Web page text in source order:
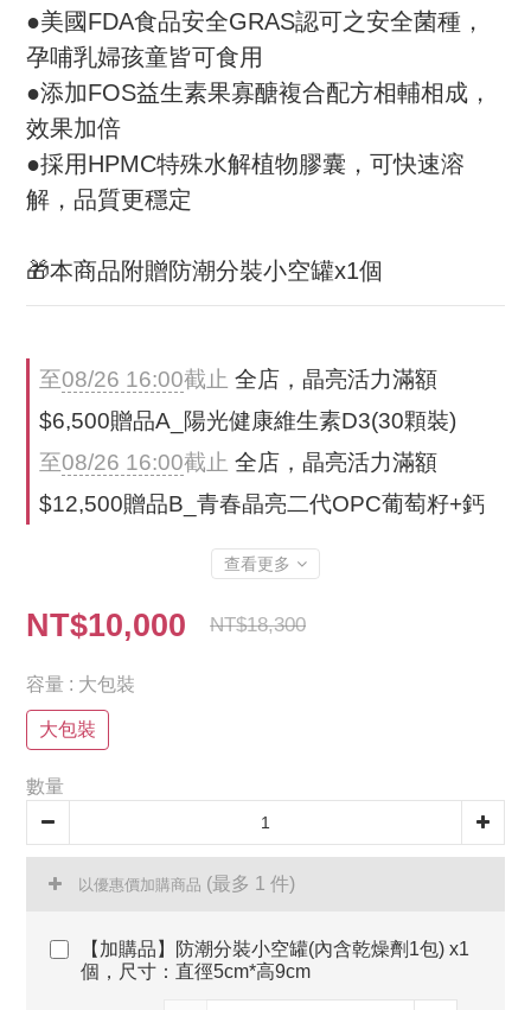
●美國FDA食品安全GRAS認可之安全菌種，
孕哺乳婦孩童皆可食用
●添加FOS益生素果寡醣複合配方相輔相成，
效果加倍
●採用HPMC特殊水解植物膠囊，可快速溶
解，品質更穩定
🎁本商品附贈防潮分裝小空罐x1個
至08/26 16:00截止 全店，晶亮活力滿額
$6,500贈品A_陽光健康維生素D3(30顆裝)
至08/26 16:00截止 全店，晶亮活力滿額
$12,500贈品B_青春晶亮二代OPC葡萄籽+鈣
查看更多
NT$10,000 NT$18,300
容量 : 大包裝
大包裝
數量
以優惠價加購商品 (最多 1 件)
【加購品】防潮分裝小空罐(內含乾燥劑1包) x1
個，尺寸：直徑5cm*高9cm